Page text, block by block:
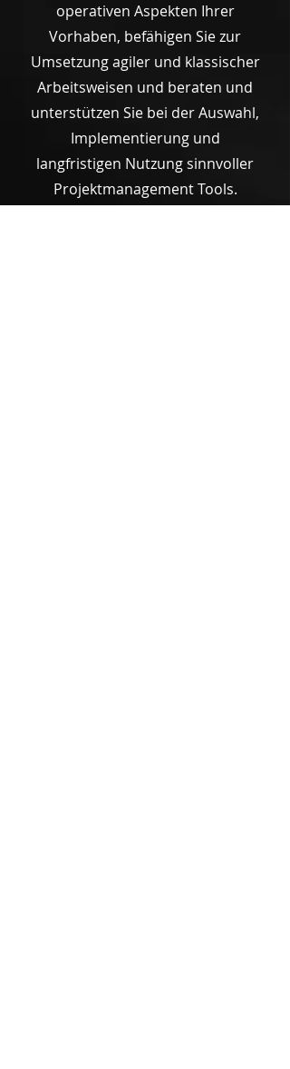
operativen Aspekten Ihrer
Vorhaben, befähigen Sie zur
Umsetzung agiler und klassischer
Arbeitsweisen und beraten und
unterstützen Sie bei der Auswahl,
Implementierung und
langfristigen Nutzung sinnvoller
Projektmanagement Tools.